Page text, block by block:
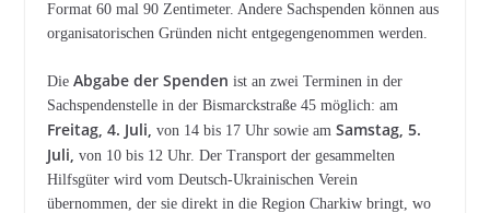
Format 60 mal 90 Zentimeter. Andere Sachspenden können aus
organisatorischen Gründen nicht entgegengenommen werden.
Die Abgabe der Spenden ist an zwei Terminen in der
Sachspendenstelle in der Bismarckstraße 45 möglich: am
Freitag, 4. Juli, von 14 bis 17 Uhr sowie am Samstag, 5.
Juli, von 10 bis 12 Uhr. Der Transport der gesammelten
Hilfsgüter wird vom Deutsch-Ukrainischen Verein
übernommen, der sie direkt in die Region Charkiw bringt, wo